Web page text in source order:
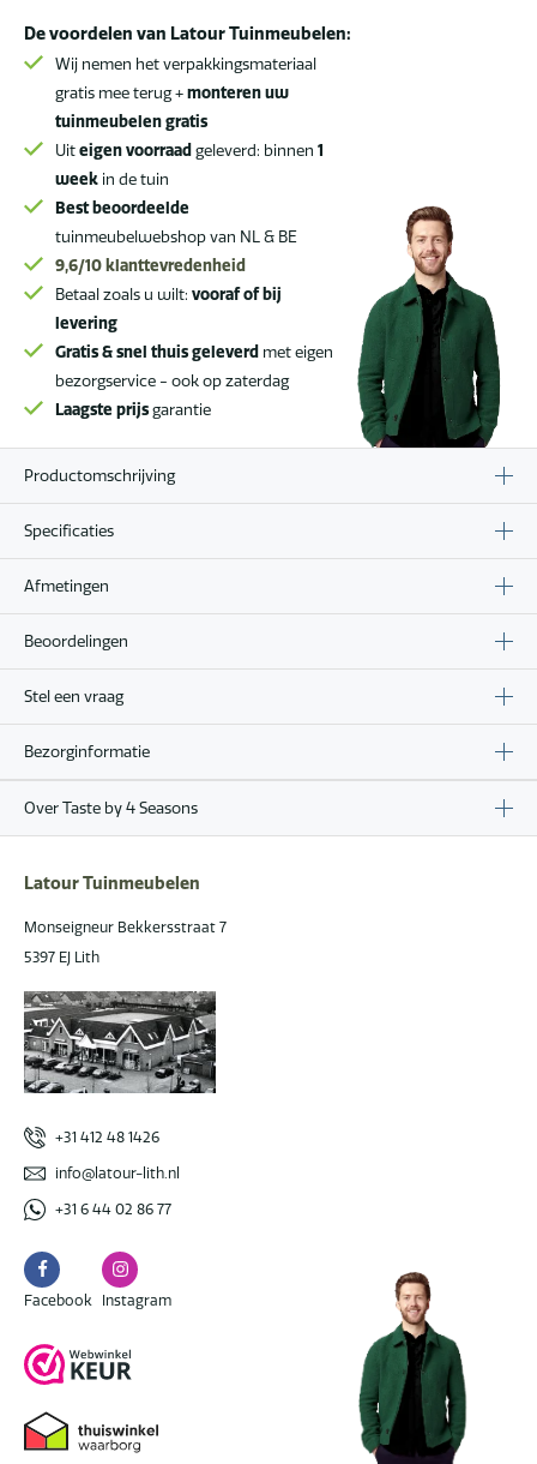
De voordelen van Latour Tuinmeubelen:
Wij nemen het verpakkingsmateriaal
gratis mee terug +monteren uw
tuinmeubelen gratis
Uiteigen voorraad geleverd: binnen 1
week in de tuin
Best beoordeelde
tuinmeubelwebshop van NL & BE
9,6/10 klanttevredenheid
Betaal zoals u wilt: vooraf of bij
levering
Gratis & snel thuis geleverd met eigen
bezorgservice - ook op zaterdag
Laagste prijsgarantie
Productomschrijving
Specificaties
Afmetingen
Beoordelingen
Stel een vraag
Bezorginformatie
Over Taste by 4 Seasons
Latour Tuinmeubelen
Monseigneur Bekkersstraat 7
5397 EJ Lith
+31 412 48 1426
info@latour-lith.nl
+31 6 44 02 86 77
Facebook
Facebook
Instagram
Instagram